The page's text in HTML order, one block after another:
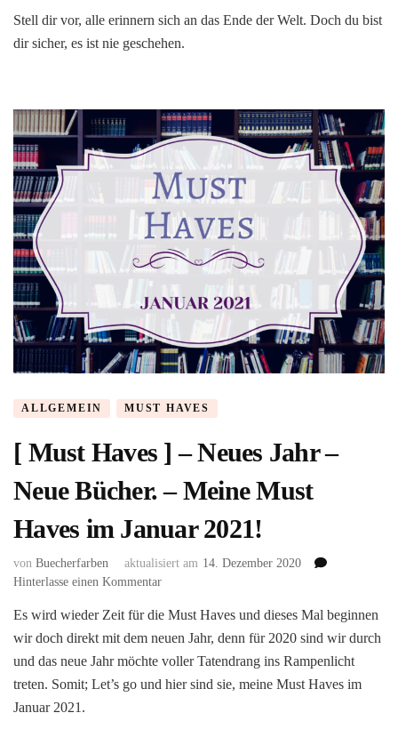
Stone:
Gestern
vorbei
(Pandora
Stone
Stell dir vor, alle erinnern sich an das Ende der Welt. Doch du bist
dir sicher, es ist nie geschehen.
ALLGEMEIN MUST HAVES
[ Must Haves ] – Neues Jahr –
Neue Bücher. – Meine Must
Haves im Januar 2021!
von Buecherfarben aktualisiert am 14. Dezember 2020
Hinterlasse einen Kommentarzu
Must
Haves
]
Neues
Es wird wieder Zeit für die Must Haves und dieses Mal beginnen
wir doch direkt mit dem neuen Jahr, denn für 2020 sind wir durch
und das neue Jahr möchte voller Tatendrang ins Rampenlicht
treten. Somit; Let’s go und hier sind sie, meine Must Haves im
Januar 2021.